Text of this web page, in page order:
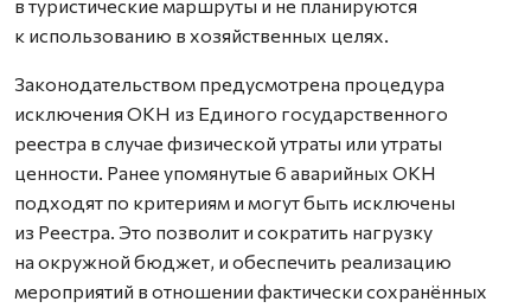
в туристические маршруты и не планируются
к использованию в хозяйственных целях.
Законодательством предусмотрена процедура
исключения ОКН из Единого государственного
реестра в случае физической утраты или утраты
ценности. Ранее упомянутые 6 аварийных ОКН
подходят по критериям и могут быть исключены
из Реестра. Это позволит и сократить нагрузку
на окружной бюджет, и обеспечить реализацию
мероприятий в отношении фактически сохранённых